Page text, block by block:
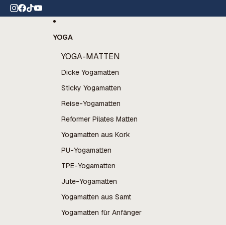
auf Trustpilot
YOGA
YOGA-MATTEN
Dicke Yogamatten
Sticky Yogamatten
Reise-Yogamatten
Reformer Pilates Matten
Yogamatten aus Kork
PU-Yogamatten
TPE-Yogamatten
Jute-Yogamatten
Yogamatten aus Samt
Yogamatten für Anfänger